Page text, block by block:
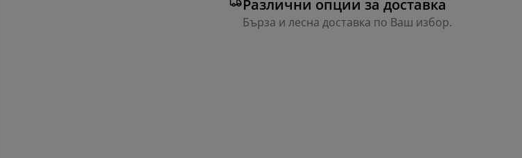
Различни опции за доставка
Бърза и лесна доставка по Ваш избор.